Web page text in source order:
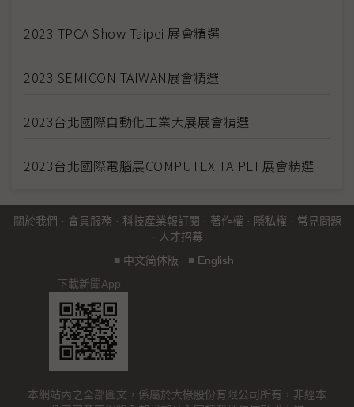
2023 TPCA Show Taipei 展會精選
2023 SEMICON TAIWAN展會精選
2023台北國際自動化工業大展展會精選
2023台北國際電腦展COMPUTEX TAIPEI 展會精選
關於我們 · 會員服務 · 科技產業報訂閱 · 著作權 · 隱私權 · 常見問題
· 人才招募
■ 中文简体版 ■ English
下載新聞App
本網站內之全部圖文，係屬於大椽股份有限公司所有，非經本